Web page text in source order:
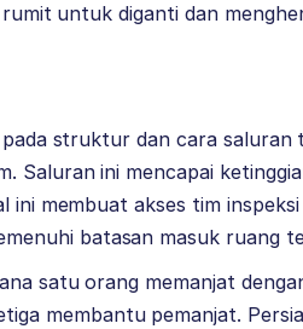
untuk diganti dan
struktur dan cara saluran
Saluran ini mencapai
ini membuat akses tim
batasan masuk ruang
satu orang memanjat
membantu pemanjat.